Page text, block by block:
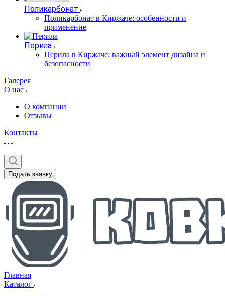
Поликарбонат
Поликарбонат в Киржаче: особенности и
применение
Перила
Перила в Киржаче: важный элемент дизайна и
безопасности
Галерея
О нас
О компании
Отзывы
Контакты
Подать заявку
Главная
Каталог